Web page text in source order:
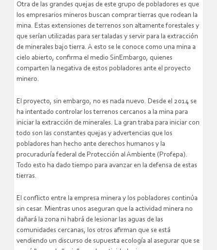
Otra de las grandes quejas de este grupo de pobladores es que
los empresarios mineros buscan comprar tierras que rodean la
mina. Estas extensiones de terrenos son altamente forestales y
que serían utilizadas para ser taladas y servir para la extracción
de minerales bajo tierra. A esto se le conoce como una mina a
cielo abierto, confirma el medio SinEmbargo, quienes
comparten la negativa de estos pobladores ante el proyecto
minero.
El proyecto, sin embargo, no es nada nuevo. Desde el 2014 se
ha intentado controlar los terrenos cercanos a la mina para
iniciar la extracción de minerales. La gran traba para iniciar con
todo son las constantes quejas y advertencias que los
pobladores han hecho ante derechos humanos y la
procuraduría federal de Protección al Ambiente (Profepa).
Todo esto ha dado tiempo para avanzar en la defensa de estas
tierras.
El conflicto entre la empresa minera y los pobladores continúa
sin cesar. Mientras unos aseguran que la actividad minera no
dañará la zona ni habrá de lesionar las aguas de las
comunidades cercanas, los otros afirman que se está
vendiendo un discurso de supuesta ecología al asegurar que se